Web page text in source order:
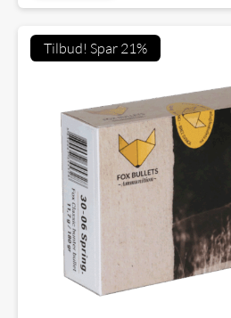
Tilbud! Spar 21%